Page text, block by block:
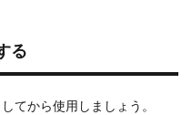
る
てから使用しましょう。